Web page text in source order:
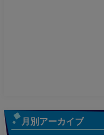
月別アーカイブ